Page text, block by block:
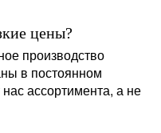
цены?
производство
в постоянном
ассортимента, а не